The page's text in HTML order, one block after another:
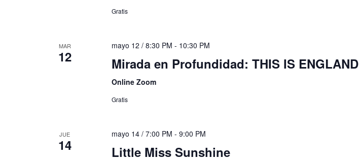
Gratis
MAR
12
mayo 12 / 8:30 PM - 10:30 PM
Mirada en Profundidad: THIS IS ENGLAND
Online Zoom
Gratis
JUE
14
mayo 14 / 7:00 PM - 9:00 PM
Little Miss Sunshine